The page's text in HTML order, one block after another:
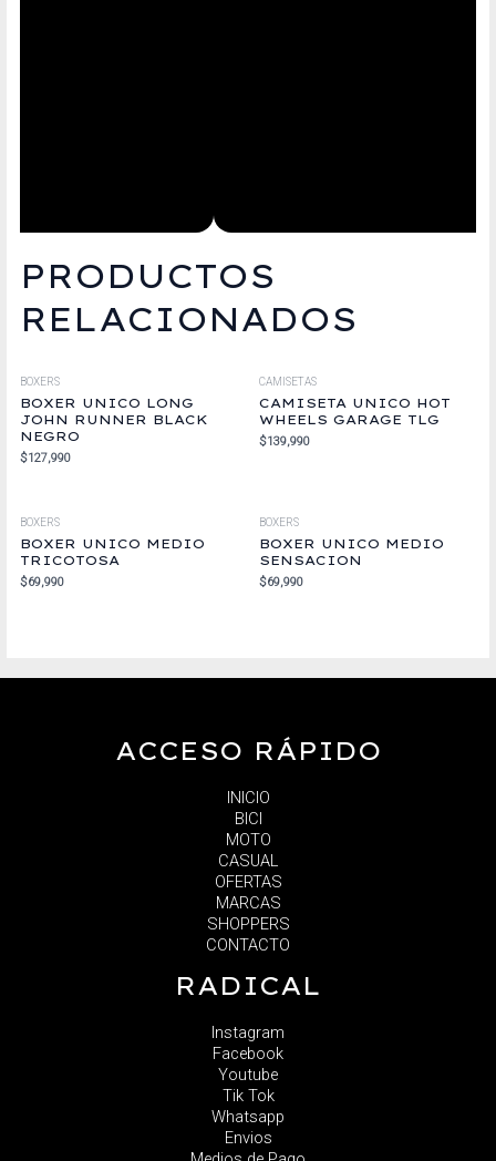
PRODUCTOS
RELACIONADOS
BOXERS
BOXER UNICO LONG
JOHN RUNNER BLACK
NEGRO
$127,990
CAMISETAS
CAMISETA UNICO HOT
WHEELS GARAGE TLG
$139,990
BOXERS
BOXER UNICO MEDIO
TRICOTOSA
$69,990
BOXERS
BOXER UNICO MEDIO
SENSACION
$69,990
ACCESO RÁPIDO
INICIO
BICI
MOTO
CASUAL
OFERTAS
MARCAS
SHOPPERS
CONTACTO
RADICAL
Instagram
Facebook
Youtube
Tik Tok
Whatsapp
Envios